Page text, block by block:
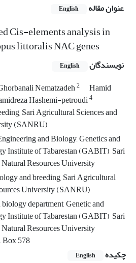
عنوان مقاله English
Cis-elements analysis in
littoralis NAC genes
نویسندگان English
Nematzadeh2
Hamid
Hashemi-petroudi4
Sari Agricultural Sciences and
(SANRU)
and Biology, Genetics and
Institute of Tabarestan (GABIT), Sari
Resources University
and breeding, Sari Agricultural
University (SANRU)
department, Genetic and
Institute of Tabarestan (GABIT), Sari
Resources University
Box 578
چکیده
English